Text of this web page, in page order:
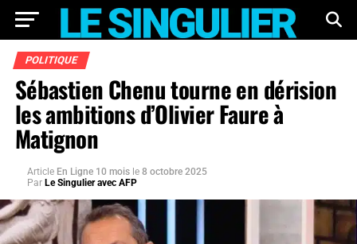
POLITIQUE
Sébastien Chenu tourne en dérision
les ambitions d’Olivier Faure à
Matignon
Article En Ligne 10 mois le 8 octobre 2025
Par Le Singulier avec AFP